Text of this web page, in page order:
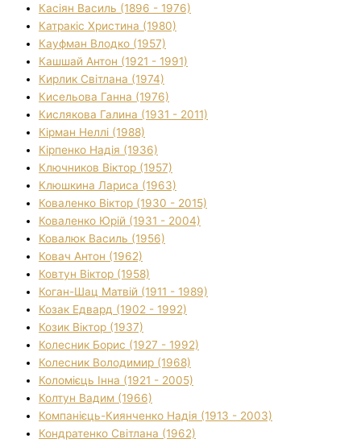
Касіян Василь (1896 - 1976)
Катракіс Христина (1980)
Кауфман Влодко (1957)
Кашшай Антон (1921 - 1991)
Кирлик Світлана (1974)
Кисельова Ганна (1976)
Кислякова Галина (1931 - 2011)
Кірман Неллі (1988)
Кірпенко Надія (1936)
Ключников Віктор (1957)
Клюшкина Лариса (1963)
Коваленко Віктор (1930 - 2015)
Коваленко Юрій (1931 - 2004)
Ковалюк Василь (1956)
Ковач Антон (1962)
Ковтун Віктор (1958)
Коган-Шац Матвій (1911 - 1989)
Козак Едвард (1902 - 1992)
Козик Віктор (1937)
Колесник Борис (1927 - 1992)
Колесник Володимир (1968)
Коломієць Інна (1921 - 2005)
Колтун Вадим (1966)
Компанієць-Киянченко Надія (1913 - 2003)
Кондратенко Світлана (1962)